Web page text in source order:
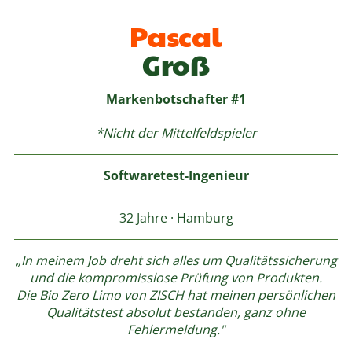
Pascal
Groß
Markenbotschafter #1
*Nicht der Mittelfeldspieler
Softwaretest-Ingenieur
32 Jahre · Hamburg
„In meinem Job dreht sich alles um Qualitätssicherung
und die kompromisslose Prüfung von Produkten.
Die Bio Zero Limo von ZISCH hat meinen persönlichen
Qualitätstest absolut bestanden, ganz ohne
Fehlermeldung."